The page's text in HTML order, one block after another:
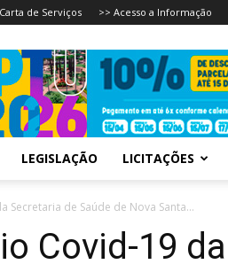
de Serviços >> Acesso a Informação
LEGISLAÇÃO LICITAÇÕES
Secretaria de Saúde de Nova Santa...
Covid-19 da